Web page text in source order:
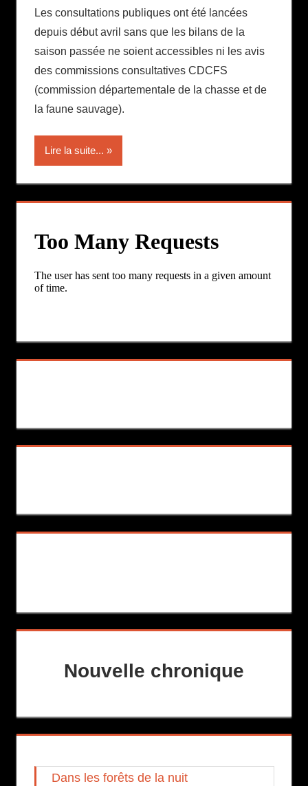
Les consultations publiques ont été lancées
depuis début avril sans que les bilans de la
saison passée ne soient accessibles ni les avis
des commissions consultatives CDCFS
(commission départementale de la chasse et de
la faune sauvage).
Lire la suite...
Nouvelle chronique
Dans les forêts de la nuit